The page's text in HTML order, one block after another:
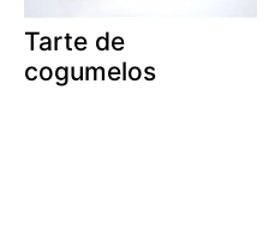
Tarte de
cogumelos